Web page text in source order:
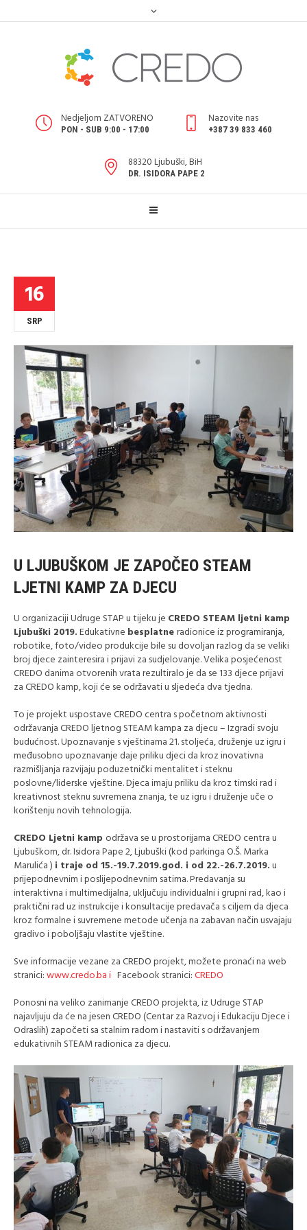
Nedjeljom ZATVORENO
PON - SUB 9:00 - 17:00
Nazovite nas
+387 39 833 460
88320 Ljubuški, BiH
DR. ISIDORA PAPE 2
16
SRP
U LJUBUŠKOM JE ZAPOČEO STEAM
LJETNI KAMP ZA DJECU
U organizaciji Udruge STAP u tijeku je CREDO STEAM ljetni kamp
Ljubuški 2019.Edukativne besplatneradionice iz programiranja,
robotike, foto/video produkcije bile su dovoljan razlog da se veliki
broj djece zainteresira i prijavi za sudjelovanje. Velika posjećenost
CREDO danima otvorenih vrata rezultiralo je da se 133 djece prijavi
za CREDO kamp, koji će se održavati u sljedeća dva tjedna.
To je projekt uspostave CREDO centra s početnom aktivnosti
održavanja CREDO ljetnog STEAM kampa za djecu – Izgradi svoju
budućnost. Upoznavanje s vještinama 21. stoljeća, druženje uz igru i
međusobno upoznavanje daje priliku djeci da kroz inovativna
razmišljanja razvijaju poduzetnički mentalitet i steknu
poslovne/liderske vještine. Djeca imaju priliku da kroz timski rad i
kreativnost steknu suvremena znanja, te uz igru i druženje uče o
korištenju novih tehnologija.
CREDO Ljetni kamp održava se u prostorijama CREDO centra u
Ljubuškom, dr. Isidora Pape 2, Ljubuški (kod parkinga O.Š. Marka
Marulića ) i traje od 15.-19.7.2019.god. i od 22.-26.7.2019.u
prijepodnevnim i poslijepodnevnim satima. Predavanja su
interaktivna i multimedijalna, uključuju individualni i grupni rad, kao i
praktični rad uz instrukcije i konsultacije predavača s ciljem da djeca
kroz formalne i suvremene metode učenja na zabavan način usvajaju
gradivo i poboljšaju vlastite vještine.
Sve informacije vezane za CREDO projekt, možete pronaći na web
stranici:www.credo.ba i Facebook stranici:CREDO
Ponosni na veliko zanimanje CREDO projekta, iz Udruge STAP
najavljuju da će na jesen CREDO (Centar za Razvoj i Edukaciju Djece i
Odraslih) započeti sa stalnim radom i nastaviti s održavanjem
edukativnih STEAM radionica za djecu.